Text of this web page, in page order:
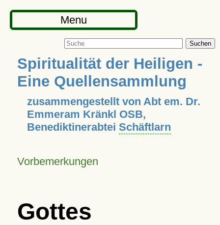
Menu
Suchen
Spiritualität der Heiligen -
Eine Quellensammlung
zusammengestellt von Abt em. Dr.
Emmeram Kränkl OSB,
Benediktinerabtei Schäftlarn
Vorbemerkungen
Gottes